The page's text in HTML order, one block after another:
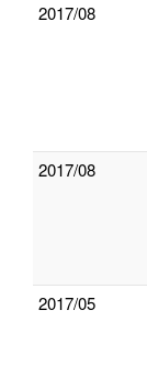
2017/08
2017/08
2017/05